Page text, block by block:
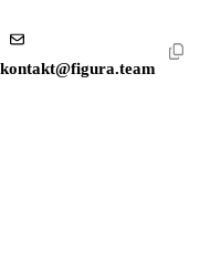
kontakt@figura.team